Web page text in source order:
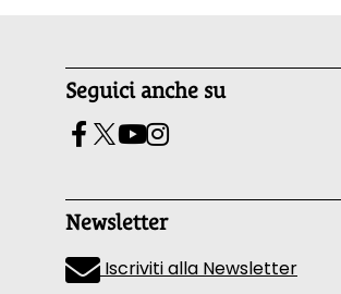
Seguici anche su
Newsletter
Iscriviti alla Newsletter